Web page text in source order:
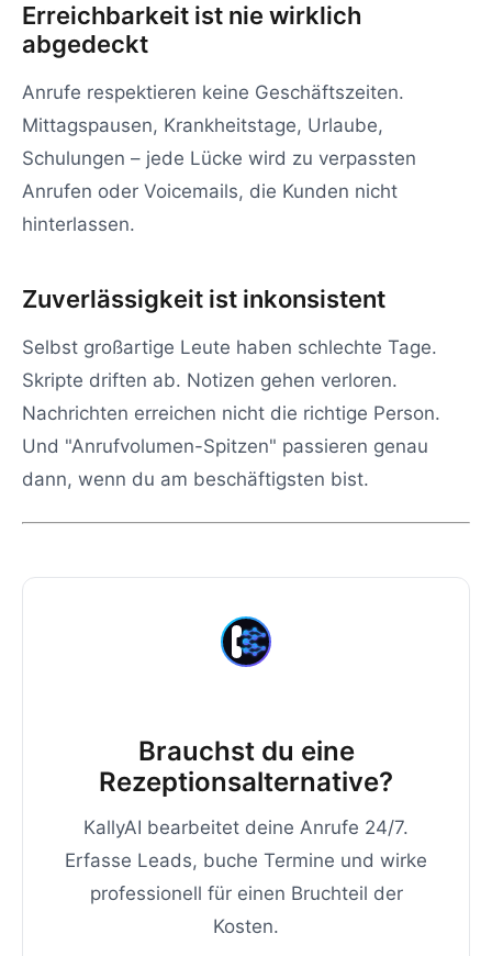
Erreichbarkeit ist nie wirklich
abgedeckt
Anrufe respektieren keine Geschäftszeiten.
Mittagspausen, Krankheitstage, Urlaube,
Schulungen – jede Lücke wird zu verpassten
Anrufen oder Voicemails, die Kunden nicht
hinterlassen.
Zuverlässigkeit ist inkonsistent
Selbst großartige Leute haben schlechte Tage.
Skripte driften ab. Notizen gehen verloren.
Nachrichten erreichen nicht die richtige Person.
Und "Anrufvolumen-Spitzen" passieren genau
dann, wenn du am beschäftigsten bist.
Brauchst du eine
Rezeptionsalternative?
KallyAI bearbeitet deine Anrufe 24/7.
Erfasse Leads, buche Termine und wirke
professionell für einen Bruchteil der
Kosten.